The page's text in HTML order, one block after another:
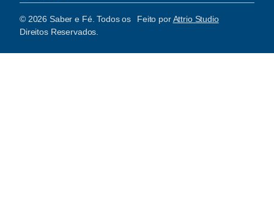
© 2026 Saber e Fé. Todos os
Direitos Reservados.
Feito porAttrio Studio